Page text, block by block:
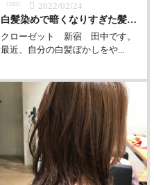
13332 2022/02/24
白髪染めで暗くなりすぎた髪を自然に明るくしたい
クローゼット 新宿 田中です。
最近、自分の白髪ぼかしをや...